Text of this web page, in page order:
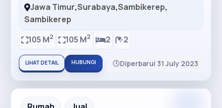
Jawa Timur,Surabaya,Sambikerep,
Sambikerep
105 M2 105 M2 2 2
LIHAT DETAIL HUBUNGI Diperbarui 31 July 2023